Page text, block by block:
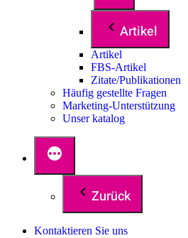
Artikel
Artikel
FBS-Artikel
Zitate/Publikationen
Häufig gestellte Fragen
Marketing-Unterstützung
Unser katalog
Zurück
Kontaktieren Sie uns